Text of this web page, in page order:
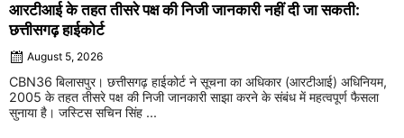
आरटीआई के तहत तीसरे पक्ष की निजी जानकारी नहीं दी जा सकती:
छत्तीसगढ़ हाईकोर्ट
August 5, 2026
CBN36 बिलासपुर। छत्तीसगढ़ हाईकोर्ट ने सूचना का अधिकार (आरटीआई) अधिनियम,
2005 के तहत तीसरे पक्ष की निजी जानकारी साझा करने के संबंध में महत्वपूर्ण फैसला
सुनाया है। जस्टिस सचिन सिंह ...